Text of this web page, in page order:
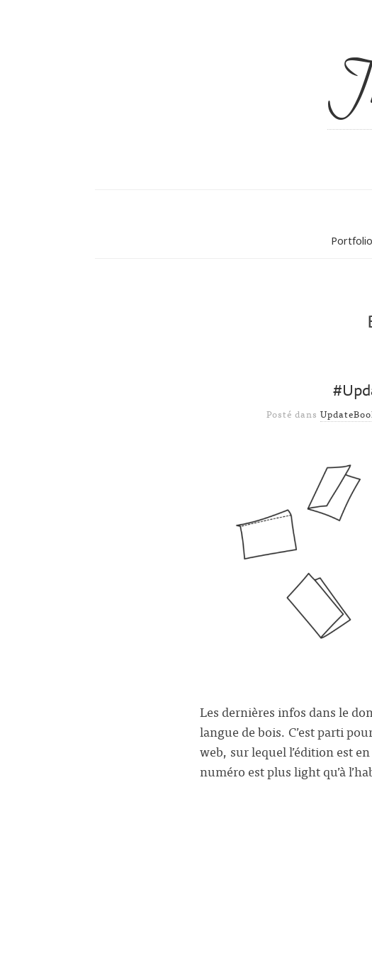
Portfolio
Posté dans
Les dernières infos dans le
langue de bois. C’est parti
web, sur lequel l’édition est
numéro est plus light qu’à